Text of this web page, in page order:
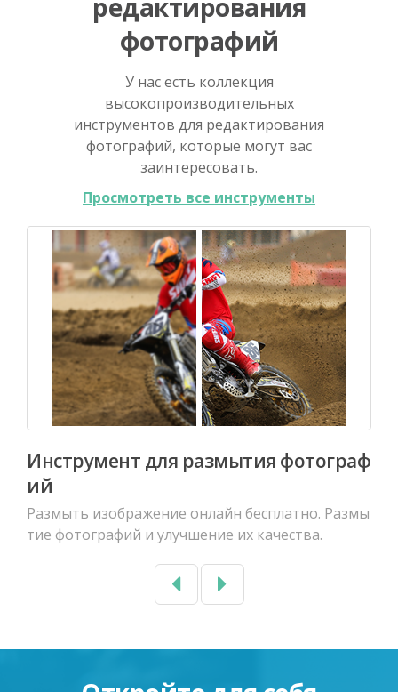
редактирования
фотографий
У нас есть коллекция
высокопроизводительных
инструментов для редактирования
фотографий, которые могут вас
заинтересовать.
Просмотреть все инструменты
Инструмент для размытия фотограф
ий
Размыть изображение онлайн бесплатно. Размы
тие фотографий и улучшение их качества.
PreviousNext